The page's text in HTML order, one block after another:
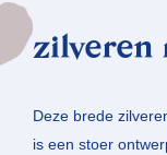
zilveren
Deze brede
is een stoer